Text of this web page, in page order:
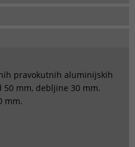
pravokutnih aluminijskih
50 mm, debljine 30 mm.
mm.